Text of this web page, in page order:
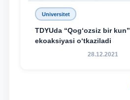
Universitet
TDYUda “Qog‘ozsiz bir kun”
ekoaksiyasi o‘tkaziladi
28.12.2021